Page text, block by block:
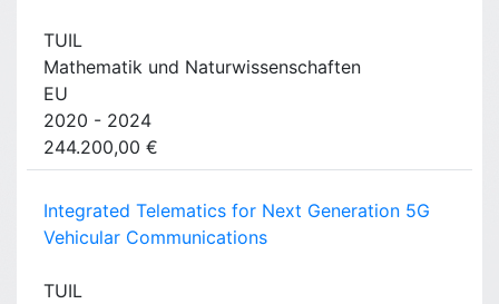
TUIL
Mathematik und Naturwissenschaften
EU
2020 - 2024
244.200,00 €
Integrated Telematics for Next Generation 5G
Vehicular Communications
TUIL